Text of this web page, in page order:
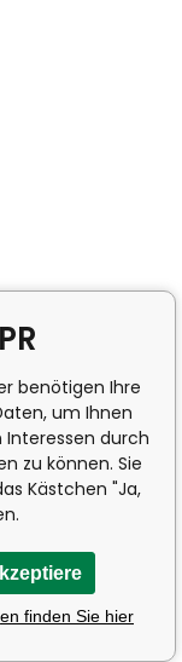
benötigen Ihre
um Ihnen
durch
zu können. Sie
Kästchen "Ja,
finden Sie hier